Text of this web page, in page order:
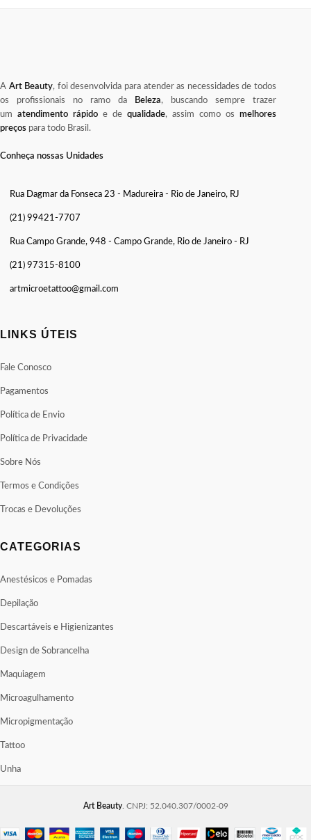
A Art Beauty, foi desenvolvida para atender as necessidades de todos
os profissionais no ramo da
Beleza, buscando sempre trazer
um atendimento rápido e de qualidade, assim como os melhores
preços para todo Brasil.
Conheça nossas Unidades
Rua Dagmar da Fonseca 23 - Madureira - Rio de Janeiro, RJ
(21) 99421-7707
Rua Campo Grande, 948 - Campo Grande, Rio de Janeiro - RJ
(21) 97315-8100
artmicroetattoo@gmail.com
LINKS ÚTEIS
Fale Conosco
Pagamentos
Política de Envio
Política de Privacidade
Sobre Nós
Termos e Condições
Trocas e Devoluções
CATEGORIAS
Anestésicos e Pomadas
Depilação
Descartáveis e Higienizantes
Design de Sobrancelha
Maquiagem
Microagulhamento
Micropigmentação
Tattoo
Unha
Art Beauty. CNPJ: 52.040.307/0002-09